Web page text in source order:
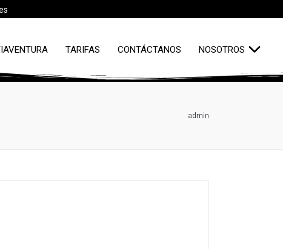
TARIFAS CONTÁCTANOS NOSOTROS
admin